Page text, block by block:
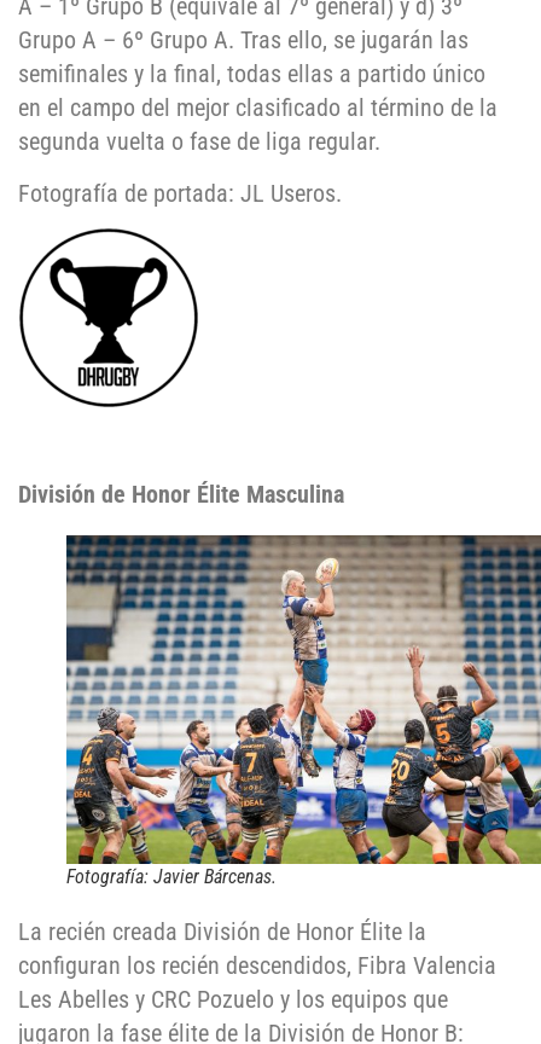
A – 1º Grupo B (equivale al 7º general) y d) 3º
Grupo A – 6º Grupo A. Tras ello, se jugarán las
semifinales y la final, todas ellas a partido único
en el campo del mejor clasificado al término de la
segunda vuelta o fase de liga regular.
Fotografía de portada: JL Useros.
División de Honor Élite Masculina
Fotografía: Javier Bárcenas.
La recién creada División de Honor Élite la
configuran los recién descendidos, Fibra Valencia
Les Abelles y CRC Pozuelo y los equipos que
jugaron la fase élite de la División de Honor B: